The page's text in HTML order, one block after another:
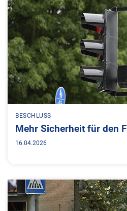
BESCHLUSS
Mehr Sicherheit für den
16.04.2026